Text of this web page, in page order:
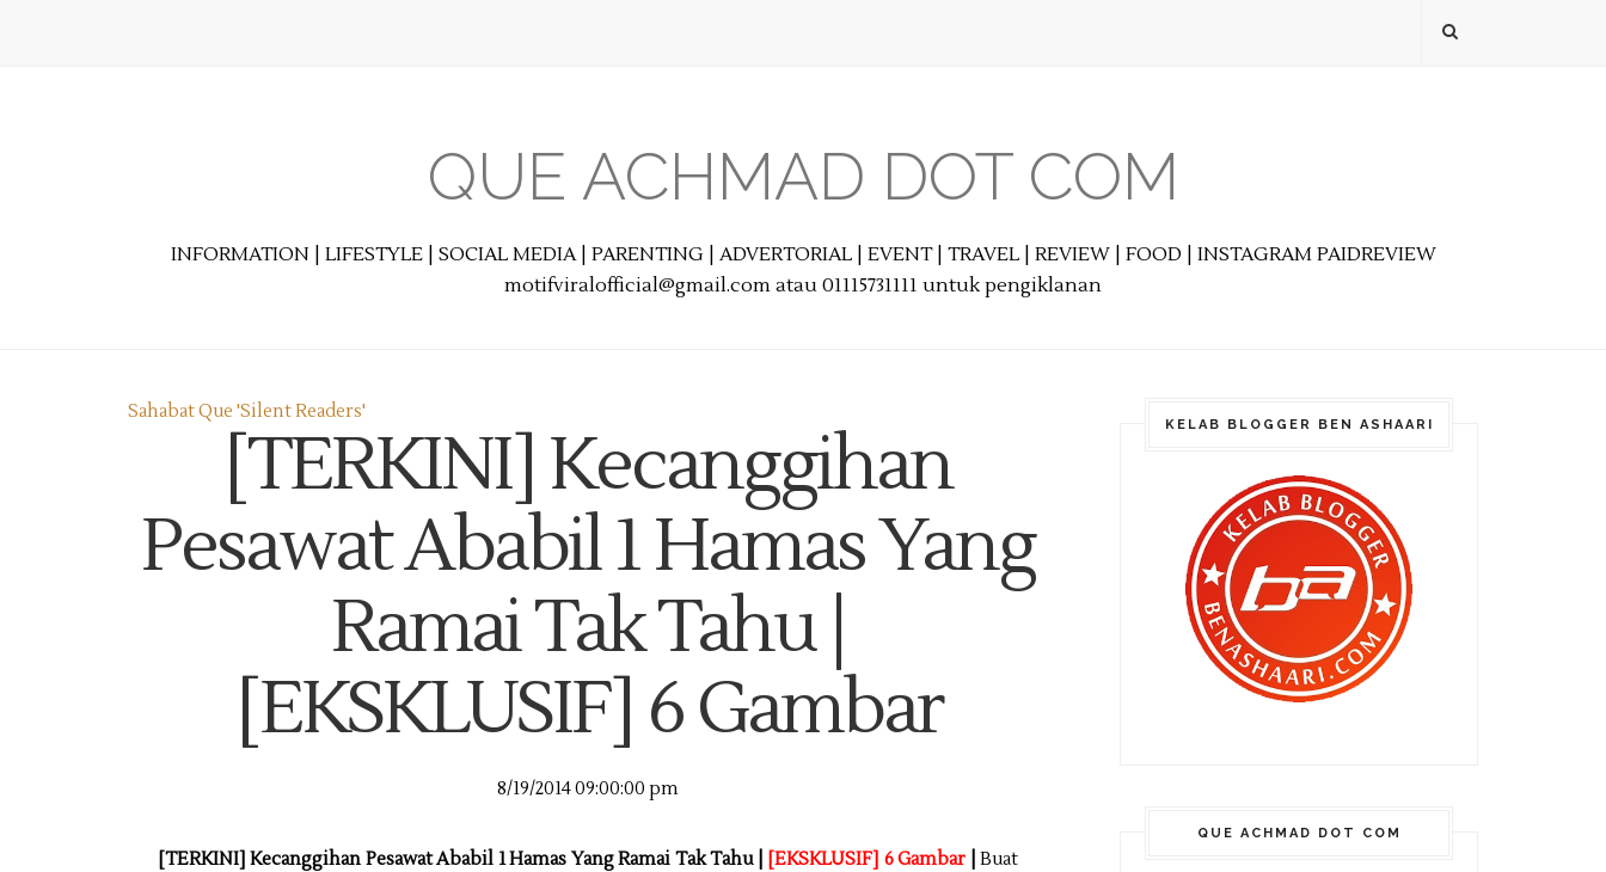
QUE ACHMAD DOT COM
INFORMATION | LIFESTYLE | SOCIAL MEDIA | PARENTING | ADVERTORIAL | EVENT | TRAVEL | REVIEW | FOOD | INSTAGRAM PAIDREVIEW
motifviralofficial@gmail.com atau 01115731111 untuk pengiklanan
Sahabat Que 'Silent Readers'
[TERKINI] Kecanggihan
Pesawat Ababil 1 Hamas Yang
Ramai Tak Tahu |
[EKSKLUSIF] 6 Gambar
8/19/2014 09:00:00 pm
[TERKINI] Kecanggihan Pesawat Ababil 1 Hamas Yang Ramai Tak Tahu | [EKSKLUSIF] 6 Gambar |Buat
KELAB BLOGGER BEN ASHAARI
QUE ACHMAD DOT COM